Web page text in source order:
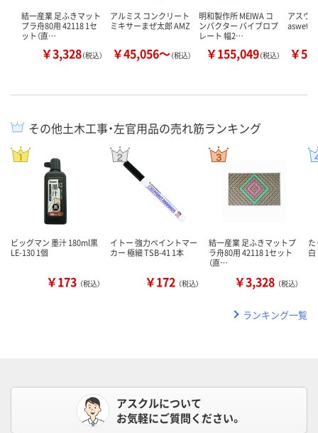
結一産業 足ふきマット
プラ舟80用 42118 1セ
ット（直…
￥3,328（税込）
アルミス コンクリート
ミキサーまぜ太郎 AMZ
￥45,056～（税込）
明和製作所 MEIWA コ
ンパクター バイブロプ
レート 幅2…
￥155,049（税込）
アスウ
aswet
￥
その他土木工事・左官用品の売れ筋ランキング
ビッグマン 墨汁 180ml黒
LE-130 1個
￥173 （税込）
イトー 強力ペイントマー
カー 極細 TSB-41 1本
￥172 （税込）
結一産業 足ふきマットプ
ラ舟80用 42118 1セット
（直…
￥3,328 （税込）
ランキング一覧
アスクルについて
お気軽にご質問ください。